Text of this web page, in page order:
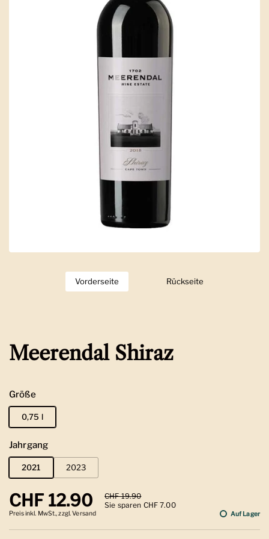
Zeige Folie 1
Vorderseite Zeige Folie 2
Rückseite
Meerendal Shiraz
Größe
0,75 l
Jahrgang
2021 2023
Regulärer Preis
CHF 12.90 Sale-Preis
CHF 19.90
Sie sparen CHF 7.00
Preis inkl. MwSt., zzgl. Versand Auf Lager